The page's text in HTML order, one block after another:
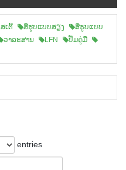
ເຕີ້ ສືຮູບແບບສຽງ
ສື່ຮູບແບບ
ວາລະສານ LFN
ປື້ມຄູ່ມື
entries